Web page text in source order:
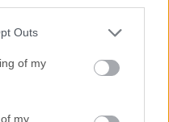
Outs
of my
my
disparadores y
múltiples lenguajes).